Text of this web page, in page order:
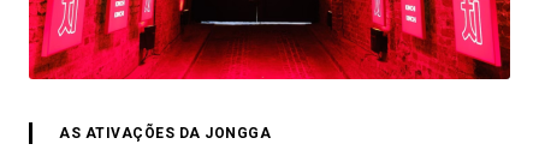
AS ATIVAÇÕES DA JONGGA